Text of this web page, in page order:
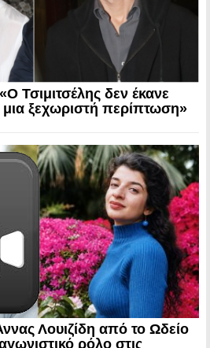
Τσιμιτσέλης δεν έκανε
μια ξεχωριστή περίπτωση»
Λουιζίδη από το Ωδείο
ρόλο στις